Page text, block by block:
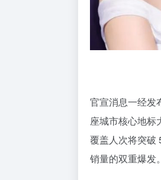
官宣消息一经发
座城市核心地标
覆盖人次将突破
销量的双重爆发。